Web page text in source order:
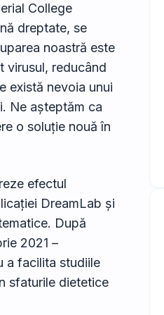
College
dreptate, se
noastră este
virusul, reducând
există nevoia unui
Ne așteptăm ca
o soluție nouă în
efectul
DreamLab și
După
2021 –
a facilita studiile
sfaturile dietetice